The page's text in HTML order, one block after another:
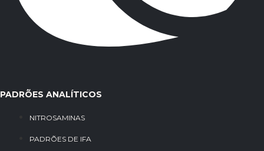
PADRÕES ANALÍTICOS
NITROSAMINAS
PADRÕES DE IFA